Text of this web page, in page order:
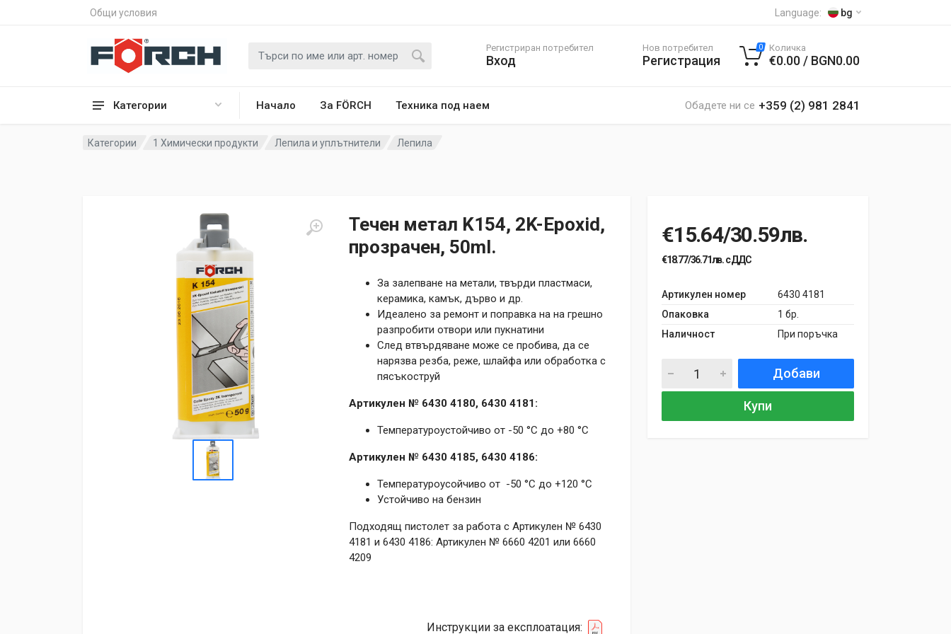
Общи условия Language: bg
Категории Начало За FÖRCH Техника под наем Обадете ни се +359 (2) 981 2841
Регистриран потребител
Вход
Нов потребител
Регистрация
0 Количка
€0.00 / BGN0.00
Категории 1 Химически продукти Лепила и уплътнители Лепила
Течен метал K154, 2K-Epoxid,
прозрачен, 50ml.
За залепване на метали, твърди пластмаси,
керамика, камък, дърво и др.
Идеалено за ремонт и поправка на на грешно
разпробити отвори или пукнатини
След втвърдяване може се пробива, да се
нарязва резба, реже, шлайфа или обработка с
пясъкоструй
Артикулен № 6430 4180, 6430 4181:
Температуроустойчиво от -50 °C до +80 °C
Артикулен № 6430 4185, 6430 4186:
Температуроусойчиво от -50 °C до +120 °C
Устойчиво на бензин
Подходящ пистолет за работа с Артикулен № 6430
4181 и 6430 4186: Артикулен № 6660 4201 или 6660
4209
Инструкции за експлоатация:
€15.64/30.59лв.
€18.77/36.71лв. с ДДС
Артикулен номер
6430 4181
Опаковка
1 бр.
Наличност
При поръчка
Добави
Купи